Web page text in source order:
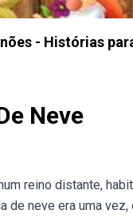
- Histórias
Neve
reino distante,
de neve era uma